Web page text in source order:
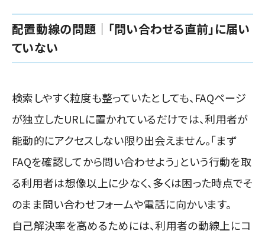
配置動線の問題｜「問い合わせる直前」に届い
ていない
検索しやすく粒度も整っていたとしても、FAQページ
が独立したURLに置かれているだけでは、利用者が
能動的にアクセスしない限り出会えません。「まず
FAQを確認してから問い合わせよう」という行動を取
る利用者は想像以上に少なく、多くは困った時点でそ
のまま問い合わせフォームや電話に向かいます。
自己解決率を高めるためには、利用者の動線上にコ